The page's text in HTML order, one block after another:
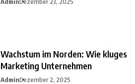
Wachstum im Norden: Wie kluges
Marketing Unternehmen
AdminDezember 2, 2025